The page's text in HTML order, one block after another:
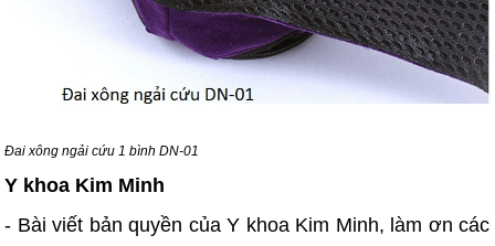
Đai xông ngải cứu 1 bình DN-01
Y khoa Kim Minh
- Bài viết bản quyền của Y khoa Kim Minh, làm ơn các